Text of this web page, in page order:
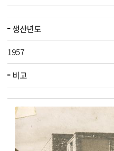
생산년도
1957
비고